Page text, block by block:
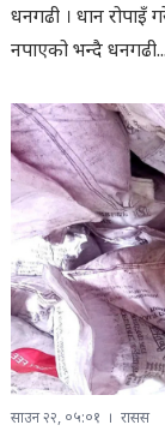
धनगढी । धान रोपाइँ
नपाएको भन्दै धनगढी...
साउन २२, ०५:०१ रासस